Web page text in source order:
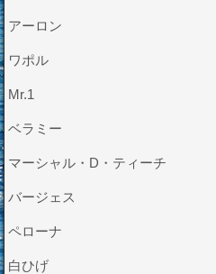
アーロン
ワポル
Mr.1
ベラミー
マーシャル・D・ティーチ
バージェス
ペローナ
白ひげ